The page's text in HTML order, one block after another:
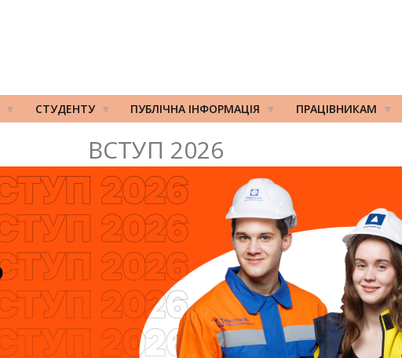
СТУДЕНТУ ПУБЛІЧНА ІНФОРМАЦІЯ ПРАЦІВНИКАМ
ВСТУП 2026